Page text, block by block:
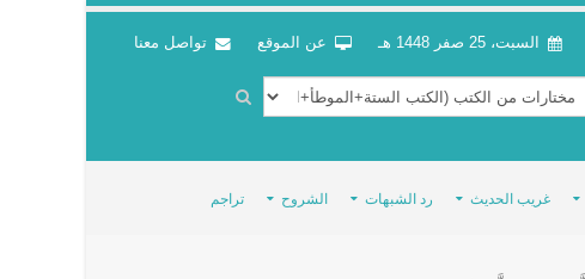
السبت، 25 صفر 1448 هـ عن الموقع تواصل معنا
غريب الحديث رد الشبهات الشروح تراجم